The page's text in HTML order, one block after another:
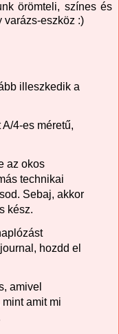
örömteli, színes és
varázs-eszköz :)
illeszkedik a
4-es méretű,
az okos
technikai
Sebaj, akkor
kész.
hozdd el
amivel
amit mi